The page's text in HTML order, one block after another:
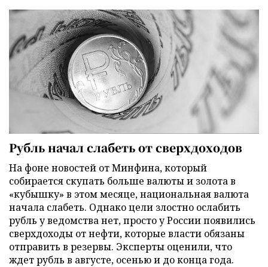
Рубль начал слабеть от сверхдоходов
На фоне новостей от Минфина, который
собирается скупать больше валюты и золота в
«кубышку» в этом месяце, национальная валюта
начала слабеть. Однако цели злостно ослабить
рубль у ведомства нет, просто у России появились
сверхдоходы от нефти, которые власти обязаны
отправить в резервы. Эксперты оценили, что
ждет рубль в августе, осенью и до конца года.